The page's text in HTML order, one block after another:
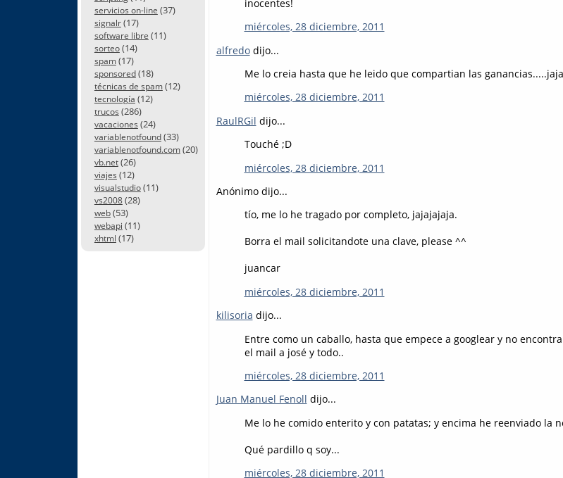
servicios on-line (37)
signalr(17)
software libre (11)
sorteo(14)
spam(17)
sponsored(18)
técnicas de spam(12)
tecnología (12)
trucos (286)
vacaciones (24)
variablenotfound(33)
variablenotfound.com(20)
vb.net(26)
viajes (12)
visualstudio(11)
vs2008(28)
web(53)
webapi (11)
xhtml (17)
inocentes!
miércoles, 28 diciembre, 2011
alfredodijo...
Me lo creia hasta que he leido que compartian las
miércoles, 28 diciembre, 2011
RaulRGil dijo...
Touché ;D
miércoles, 28 diciembre, 2011
Anónimo dijo...
tío, me lo he tragado por completo, jajajajaja.
Borra el mail solicitandote una clave, please ^^
juancar
miércoles, 28 diciembre, 2011
kilisoria dijo...
Entre como un caballo, hasta que empece a googlear y no
el mail a josé y todo..
miércoles, 28 diciembre, 2011
Juan Manuel Fenoll dijo...
Me lo he comido enterito y con patatas; y encima he reenviado la
Qué pardillo q soy...
miércoles, 28 diciembre, 2011